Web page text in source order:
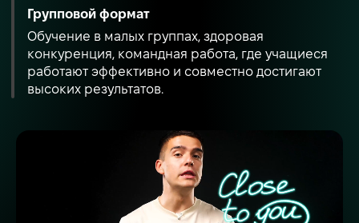
Групповой формат
Обучение в малых группах, здоровая
конкуренция, командная работа, где учащиеся
работают эффективно и совместно достигают
высоких результатов.